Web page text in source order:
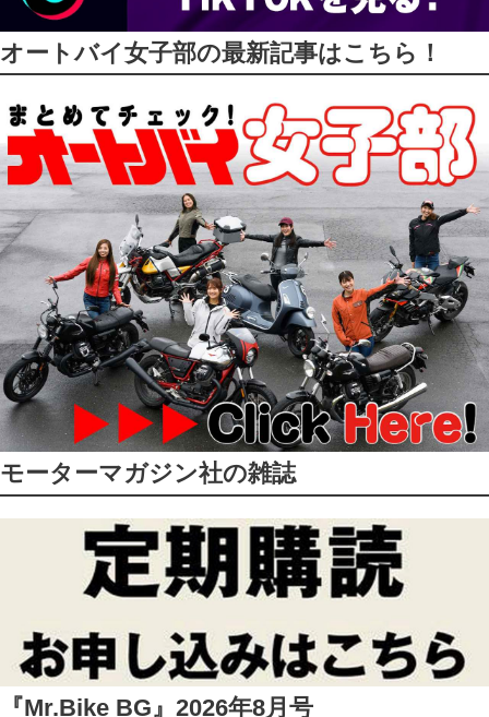
オートバイ女子部の最新記事はこちら！
モーターマガジン社の雑誌
『Mr.Bike BG』2026年8月号